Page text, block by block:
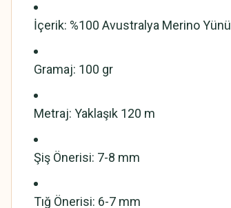
İçerik: %100 Avustralya Merino Yünü
Gramaj: 100 gr
Metraj: Yaklaşık 120 m
Şiş Önerisi: 7-8 mm
Tığ Önerisi: 6-7 mm